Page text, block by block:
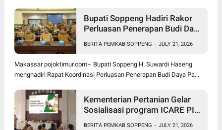
Bupati Soppeng Hadiri Rakor
Perluasan Penerapan Budi Daya
BERITA PEMKAB SOPPENG - JULY 21, 2026
Makassar pojoktimur.com– Bupati Soppeng H. Suwardi Haseng
menghadiri Rapat Koordinasi Perluasan Penerapan Budi Daya Pa...
Kementerian Pertanian Gelar
Sosialisasi program ICARE PIU
BERITA PEMKAB SOPPENG - JULY 21, 2026